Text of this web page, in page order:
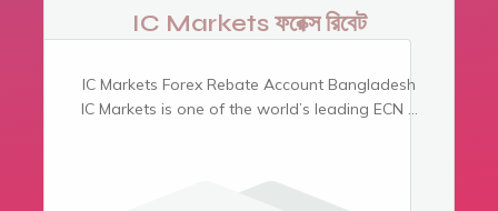
IC Markets ফরেক্স রিবেট
IC Markets Forex Rebate Account Bangladesh
IC Markets is one of the world’s leading ECN ...